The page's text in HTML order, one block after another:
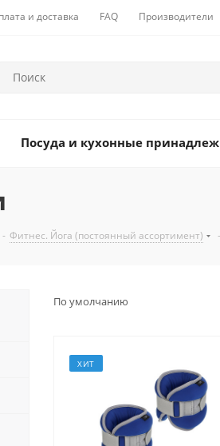
и доставка FAQ Производители
Посуда и кухонные
- Фитнес. Йога (постоянный ассортимент) -
По умолчанию
ХИТ